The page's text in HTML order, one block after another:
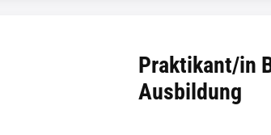
Praktikant/in
Ausbildung